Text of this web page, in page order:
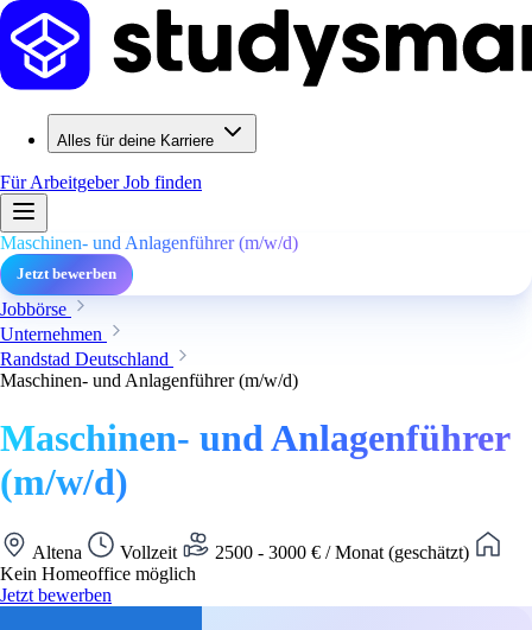
Alles für deine Karriere
Für ArbeitgeberJob finden
Maschinen- und Anlagenführer (m/w/d)
Jetzt bewerben
Jobbörse
Unternehmen
Randstad Deutschland
Maschinen- und Anlagenführer (m/w/d)
Maschinen- und Anlagenführer
(m/w/d)
Altena Vollzeit
2500 - 3000 € / Monat (geschätzt)
Kein Homeoffice möglich
Jetzt bewerben